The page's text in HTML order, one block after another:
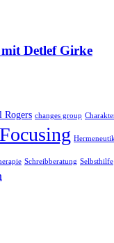
Detlef Girke
Rogers changes group
Focusing Hermeneutik
Schreibberatung Selbsthilfe